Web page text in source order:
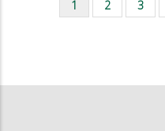
Aktuelle
Seite
1 Seite
2 Seite
3